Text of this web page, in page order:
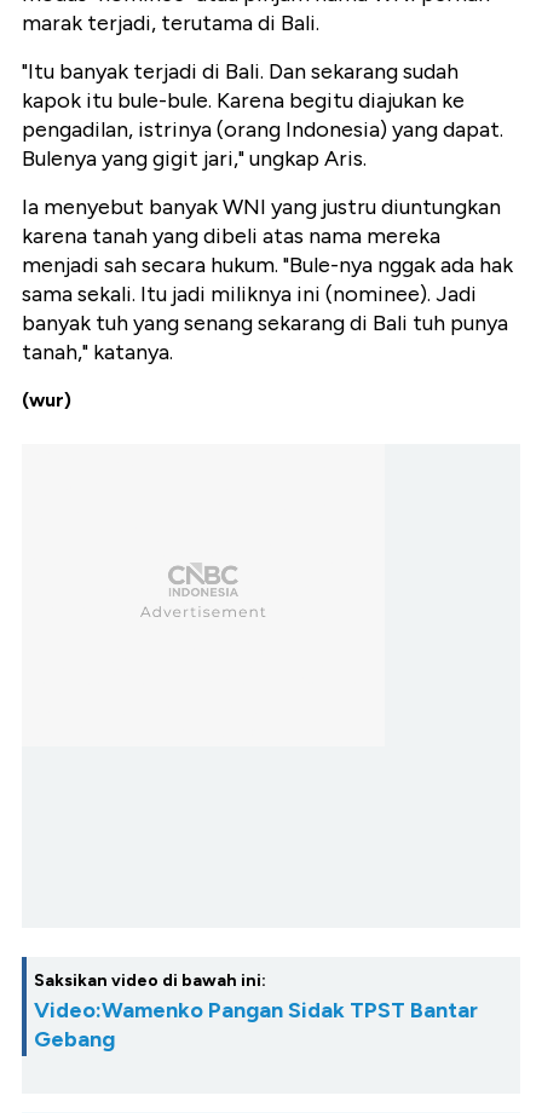
marak terjadi, terutama di Bali.
"Itu banyak terjadi di Bali. Dan sekarang sudah
kapok itu bule-bule. Karena begitu diajukan ke
pengadilan, istrinya (orang Indonesia) yang dapat.
Bulenya yang gigit jari," ungkap Aris.
Ia menyebut banyak WNI yang justru diuntungkan
karena tanah yang dibeli atas nama mereka
menjadi sah secara hukum. "Bule-nya nggak ada hak
sama sekali. Itu jadi miliknya ini (nominee). Jadi
banyak tuh yang senang sekarang di Bali tuh punya
tanah," katanya.
(wur)
Saksikan video di bawah ini:
Video:Wamenko Pangan Sidak TPST Bantar
Gebang